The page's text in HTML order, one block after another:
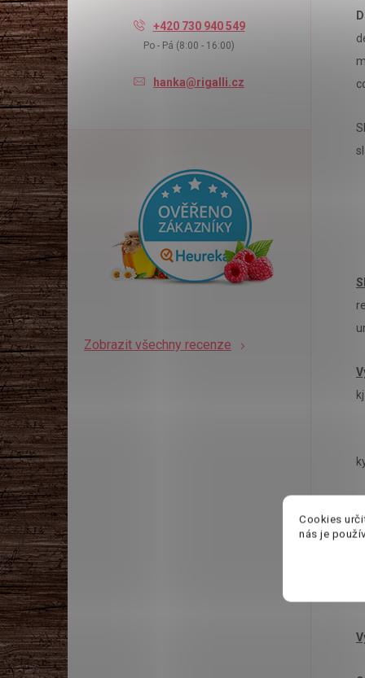
Cookies
nás je
+420 730 940 549
Po - Pá (8:00 - 16:00)
hanka@rigalli.cz
Zobrazit všechny recenze
kj